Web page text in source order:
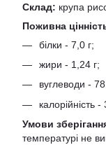
Склад: крупа
Поживна
білки - 7,0 г;
жири - 1,24 г;
вуглеводи -
калорійність -
Умови
температурі не